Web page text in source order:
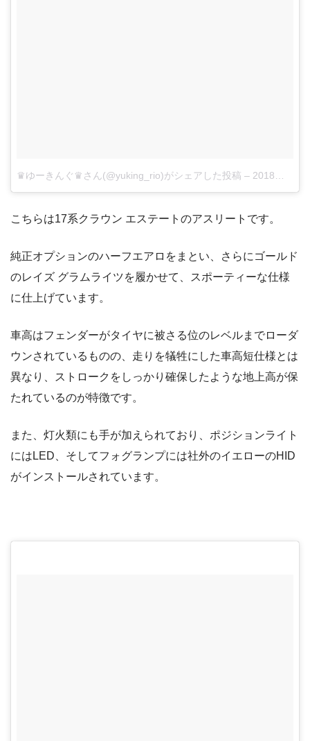
♛︎ゆーきんぐ♛︎さん(@yuking_rio)がシェアした投稿 – 2018年 8月月1日午前8時53分PDT
こちらは17系クラウン エステートのアスリートです。
純正オプションのハーフエアロをまとい、さらにゴールド
のレイズ グラムライツを履かせて、スポーティーな仕様
に仕上げています。
車高はフェンダーがタイヤに被さる位のレベルまでローダ
ウンされているものの、走りを犠牲にした車高短仕様とは
異なり、ストロークをしっかり確保したような地上高が保
たれているのが特徴です。
また、灯火類にも手が加えられており、ポジションライト
にはLED、そしてフォグランプには社外のイエローのHID
がインストールされています。